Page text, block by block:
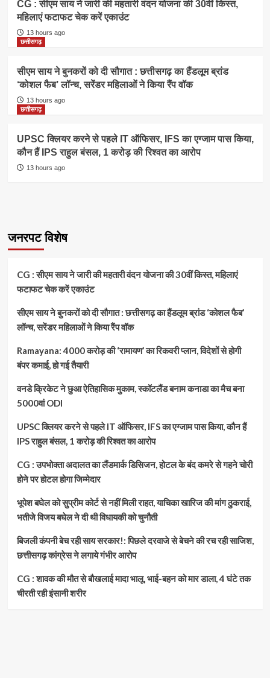
CG : सीएम साय ने जारी की महतारी वंदन योजना की 30वीं किस्त,
महिलाएं फटाफट चेक करें एकाउंट
13 hours ago
छत्तीसगढ़
सीएम साय ने बुनकरों को दी सौगात : छत्तीसगढ़ का हैंडलूम ब्रांड
‘कोशल फैब’ लॉन्च, सरेंडर महिलाओं ने किया रैंप वॉक
13 hours ago
छत्तीसगढ़
UPSC क्लियर करने से पहले IT ऑफिसर, IFS का एग्जाम पास किया,
कौन हैं IPS राहुल बंसल, 1 करोड़ की रिश्वत का आरोप
13 hours ago
जनरपट विशेष
CG : सीएम साय ने जारी की महतारी वंदन योजना की 30वीं किस्त, महिलाएं
फटाफट चेक करें एकाउंट
सीएम साय ने बुनकरों को दी सौगात : छत्तीसगढ़ का हैंडलूम ब्रांड ‘कोशल फैब’
लॉन्च, सरेंडर महिलाओं ने किया रैंप वॉक
Ramayana: 4000 करोड़ की ‘रामायण’ का रिकवरी प्लान, विदेशों से होगी
बंपर कमाई, हो गई तैयारी
वनडे क्रिकेट ने छुआ ऐतिहासिक मुकाम, स्कॉटलैंड बनाम कनाडा का मैच बना
5000वां ODI
UPSC क्लियर करने से पहले IT ऑफिसर, IFS का एग्जाम पास किया, कौन हैं
IPS राहुल बंसल, 1 करोड़ की रिश्वत का आरोप
CG : उपभोक्ता अदालत का लैंडमार्क डिसिजन, होटल के बंद कमरे से गहने चोरी
होने पर होटल होगा जिम्मेदार
भूपेश बघेल को सुप्रीम कोर्ट से नहीं मिली राहत, याचिका खारिज की मांग ठुकराई,
भतीजे विजय बघेल ने दी थी विधायकी को चुनौती
बिजली कंपनी बेच रही साय सरकार!: पिछले दरवाजे से बेचने की रच रही साजिश,
छत्तीसगढ़ कांग्रेस ने लगाये गंभीर आरोप
CG : शावक की मौत से बौखलाई मादा भालू, भाई-बहन को मार डाला, 4 घंटे तक
चीरती रही इंसानी शरीर